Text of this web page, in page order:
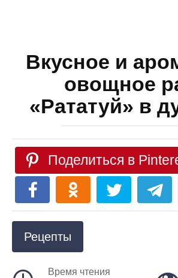
Вкусное и
овощное
«Рататуй» в
Поделиться в
Рецепты
Время чтения